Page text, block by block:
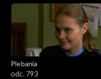
Plebania
odc. 793